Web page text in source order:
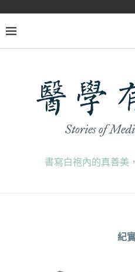
書寫白袍內的真善美
紀